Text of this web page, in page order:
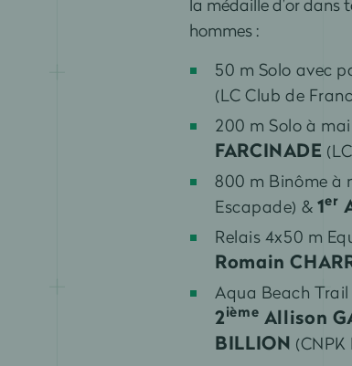
la médaille d’or dans
hommes :
50 m Solo avec
(LC Club de
200 m Solo à
FARCINADE
800 m Binôme à
Escapade) & 1er
Relais 4x50 m
Romain
Aqua Beach
2ième Allison
BILLION